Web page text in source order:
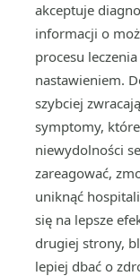
akceptuje
informacji o
procesu
nastawieniem.
szybciej
symptomy,
niewydolności
zareagować,
uniknąć
się na lepsze
drugiej strony,
lepiej dbać o